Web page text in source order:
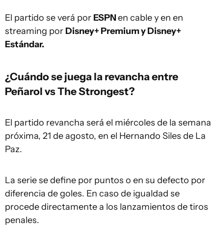
El partido se verá por ESPNen cable y en en
streaming por Disney+ Premium y Disney+
Estándar.
¿Cuándo se juega la revancha entre
Peñarol vs The Strongest?
El partido revancha será el miércoles de la semana
próxima, 21 de agosto, en el Hernando Siles de La
Paz.
La serie se define por puntos o en su defecto por
diferencia de goles. En caso de igualdad se
procede directamente a los lanzamientos de tiros
penales.